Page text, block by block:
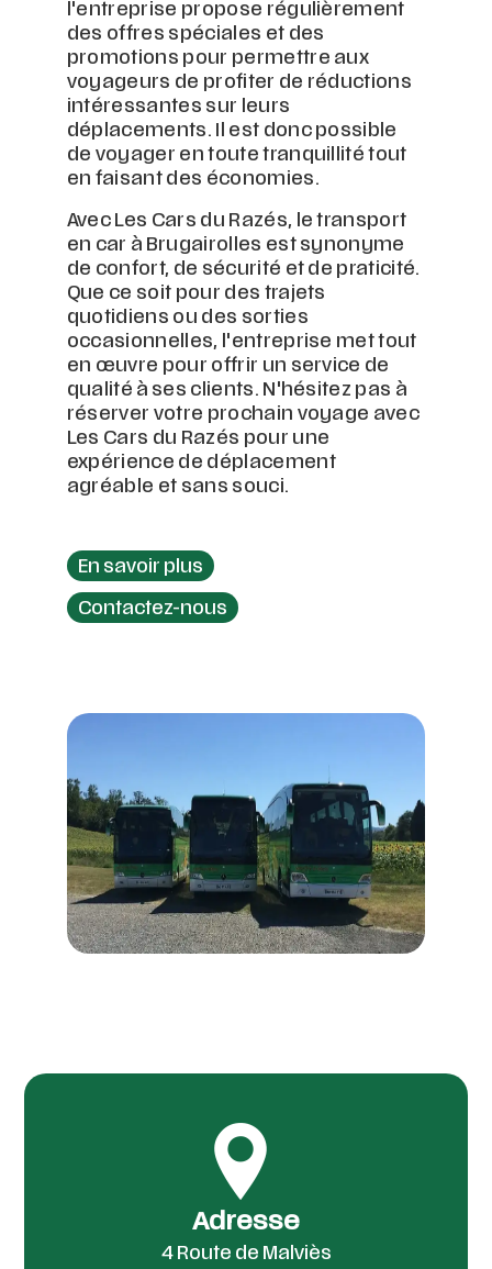
l'entreprise propose régulièrement
des offres spéciales et des
promotions pour permettre aux
voyageurs de profiter de réductions
intéressantes sur leurs
déplacements. Il est donc possible
de voyager en toute tranquillité tout
en faisant des économies.
Avec Les Cars du Razés, le transport
en car à Brugairolles est synonyme
de confort, de sécurité et de praticité.
Que ce soit pour des trajets
quotidiens ou des sorties
occasionnelles, l'entreprise met tout
en œuvre pour offrir un service de
qualité à ses clients. N'hésitez pas à
réserver votre prochain voyage avec
Les Cars du Razés pour une
expérience de déplacement
agréable et sans souci.
En savoir plus
Contactez-nous
Adresse
4 Route de Malviès